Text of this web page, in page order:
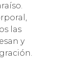
las
y